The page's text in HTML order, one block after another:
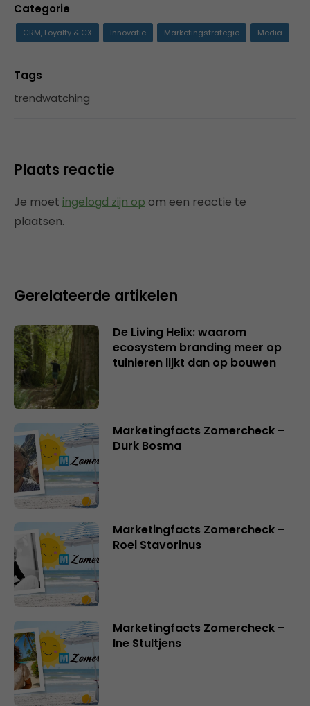
Categorie
CRM, Loyalty & CX Innovatie Marketingstrategie Media
Tags
trendwatching
Plaats reactie
Je moet ingelogd zijn op om een reactie te
plaatsen.
Gerelateerde artikelen
De Living Helix: waarom
ecosystem branding meer op
tuinieren lijkt dan op bouwen
Marketingfacts Zomercheck –
Durk Bosma
Marketingfacts Zomercheck –
Roel Stavorinus
Marketingfacts Zomercheck –
Ine Stultjens